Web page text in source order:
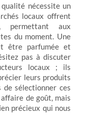
nécessite un
locaux offrent
permettant aux
du moment. Une
être parfumée et
pas à discuter
locaux ; ils
leurs produits
sélectionner ces
de goût, mais
précieux qui nous